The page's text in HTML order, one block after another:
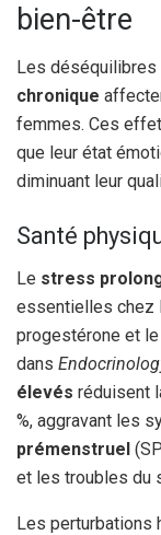
bien-être
Les déséquilibres
chronique
femmes. Ces
que leur état
diminuant leur
Santé
Le stress
essentielles chez
progestérone et
dans
élevés réduisent
%, aggravant les
prémenstruel
et les troubles du
Les perturbations